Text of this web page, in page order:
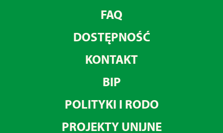
FAQ
DOSTĘPNOŚĆ
KONTAKT
BIP
POLITYKI I RODO
PROJEKTY UNIJNE